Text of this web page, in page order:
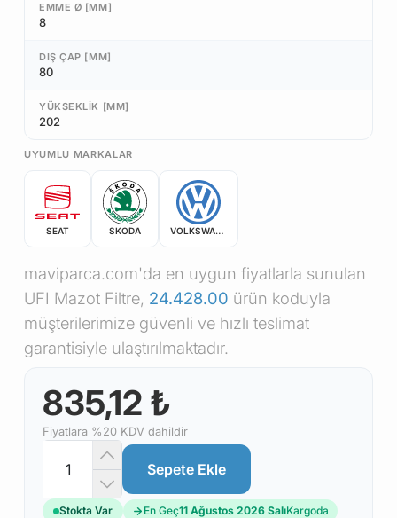
EMME Ø [MM]
8
DIŞ ÇAP [MM]
80
YÜKSEKLIK [MM]
202
UYUMLU MARKALAR
SEAT SKODA VOLKSWAGEN
maviparca.com'da en uygun fiyatlarla sunulan
UFI Mazot Filtre, 24.428.00 ürün koduyla
müşterilerimize güvenli ve hızlı teslimat
garantisiyle ulaştırılmaktadır.
835,12 ₺
Fiyatlara %20 KDV dahildir
Sepete Ekle
Stokta Var En Geç11 Ağustos 2026 SalıKargoda